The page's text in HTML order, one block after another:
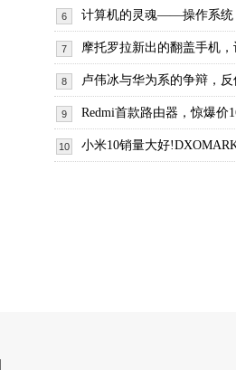
6 计算机的灵魂——操作系统
7 摩托罗拉新出的翻盖手机
8 卢伟冰与华为系的争辩，反
9 Redmi首款路由器，惊爆价
10 小米10销量大好